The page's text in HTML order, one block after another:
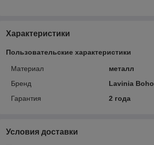
Характеристики
Пользовательские характеристики
Материал
металл
Бренд
Lavinia Boho
Гарантия
2 года
Условия доставки